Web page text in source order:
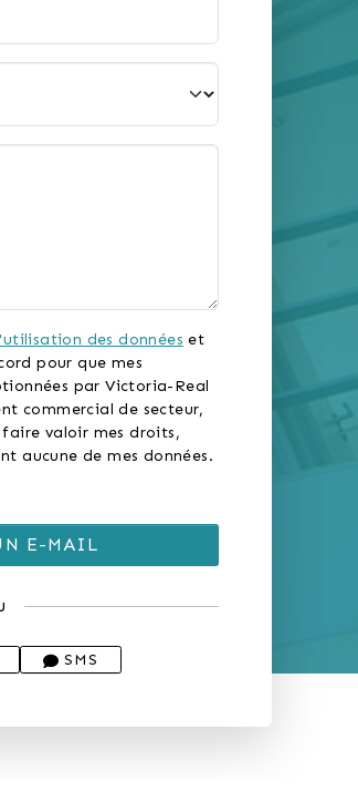
des données et
pour que mes
par Victoria-Real
commercial de secteur,
valoir mes droits,
aucune de mes données.
SMS